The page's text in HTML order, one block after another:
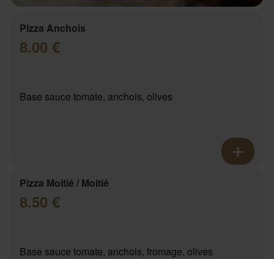
Pizza Anchois
8.00 €
Base sauce tomate, anchois, olives
Pizza Moitié / Moitié
8.50 €
Base sauce tomate, anchois, fromage, olives